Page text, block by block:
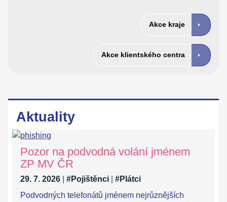
Akce kraje
Akce klientského centra
Aktuality
Pozor na podvodná volání jménem
ZP MV ČR
29. 7. 2026 #Pojištěnci
#Plátci
Podvodných telefonátů jménem nejrůznějších